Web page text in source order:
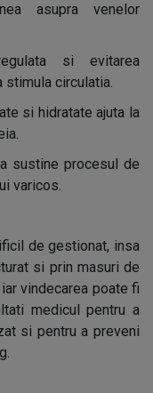
asupra venelor
si evitarea
stimula circulatia.
si hidratate ajuta la
sustine procesul de
varicos.
de gestionat, insa
si prin masuri de
vindecarea poate fi
medicul pentru a
si pentru a preveni